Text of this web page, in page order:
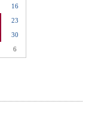
16
23
30
6